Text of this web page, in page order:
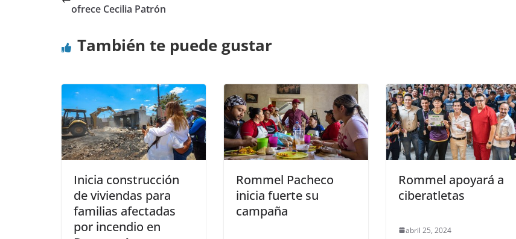
ofrece Cecilia Patrón
También te puede gustar
Inicia construcción
de viviendas para
familias afectadas
por incendio en
Rommel Pacheco
inicia fuerte su
campaña
Rommel apoyará a
ciberatletas
abril 25, 2024